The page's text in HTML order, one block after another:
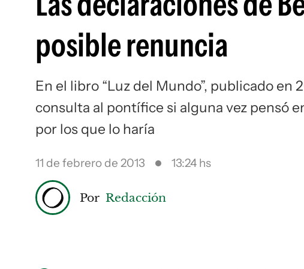
posible renuncia
En el libro “Luz del Mundo”, publicado en
consulta al pontífice si alguna vez pensó
por los que lo haría
11 de febrero de 2013 13:24 hs
Por Redacción